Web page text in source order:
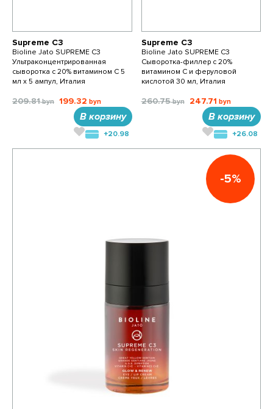
Supreme C3
Bioline Jato SUPREME C3
Ультраконцентрированная
сыворотка с 20% витамином С 5
мл х 5 ампул, Италия
209.81 199.32
В корзину
+20.98
Supreme C3
Bioline Jato SUPREME C3
Cыворотка-филлер c 20%
витамином С и феруловой
кислотой 30 мл, Италия
260.75 247.71
В корзину
+26.08
-5%